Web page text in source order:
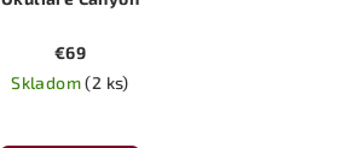
€69
Skladom(2 ks)